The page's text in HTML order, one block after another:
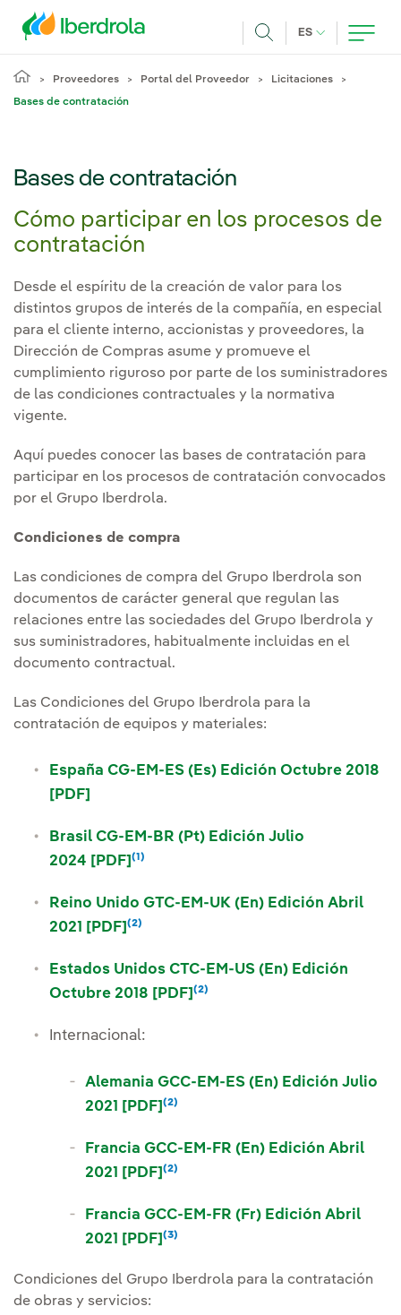
ES IDIOMA
Proveedores Portal del Proveedor Licitaciones
Bases de contratación
Bases de contratación
Cómo participar en los procesos de
contratación
Desde el espíritu de la creación de valor para los
distintos grupos de interés de la compañía, en especial
para el cliente interno, accionistas y proveedores, la
Dirección de Compras asume y promueve el
cumplimiento riguroso por parte de los suministradores
de las condiciones contractuales y la normativa
vigente.
Aquí puedes conocer las bases de contratación para
participar en los procesos de contratación convocados
por el Grupo Iberdrola.
Condiciones de compra
Las condiciones de compra del Grupo Iberdrola son
documentos de carácter general que regulan las
relaciones entre las sociedades del Grupo Iberdrola y
sus suministradores, habitualmente incluidas en el
documento contractual.
Las Condiciones del Grupo Iberdrola para la
contratación de equipos y materiales:
España CG-EM-ES (Es) Edición Octubre 2018
[PDF]
Brasil CG-EM-BR (Pt) Edición Julio
2024 [PDF]Enlace externo, se abre en ventana
(1)
Reino Unido GTC-EM-UK (En) Edición Abril
2021 [PDF]Enlace externo, se abre en ventana
(2)
Estados Unidos CTC-EM-US (En) Edición
Octubre 2018 [PDF]Enlace externo, se abre en
(2)
Internacional:
Alemania GCC-EM-ES (En) Edición Julio
2021 [PDF]Enlace externo, se abre en
(2)
Francia GCC-EM-FR (En) Edición Abril
2021 [PDF]Enlace externo, se abre en
(2)
Francia GCC-EM-FR (Fr) Edición Abril
2021 [PDF]Enlace externo, se abre en
(3)
Condiciones del Grupo Iberdrola para la contratación
de obras y servicios: